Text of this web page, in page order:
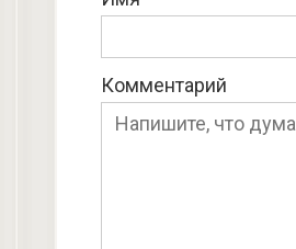
Комментарий